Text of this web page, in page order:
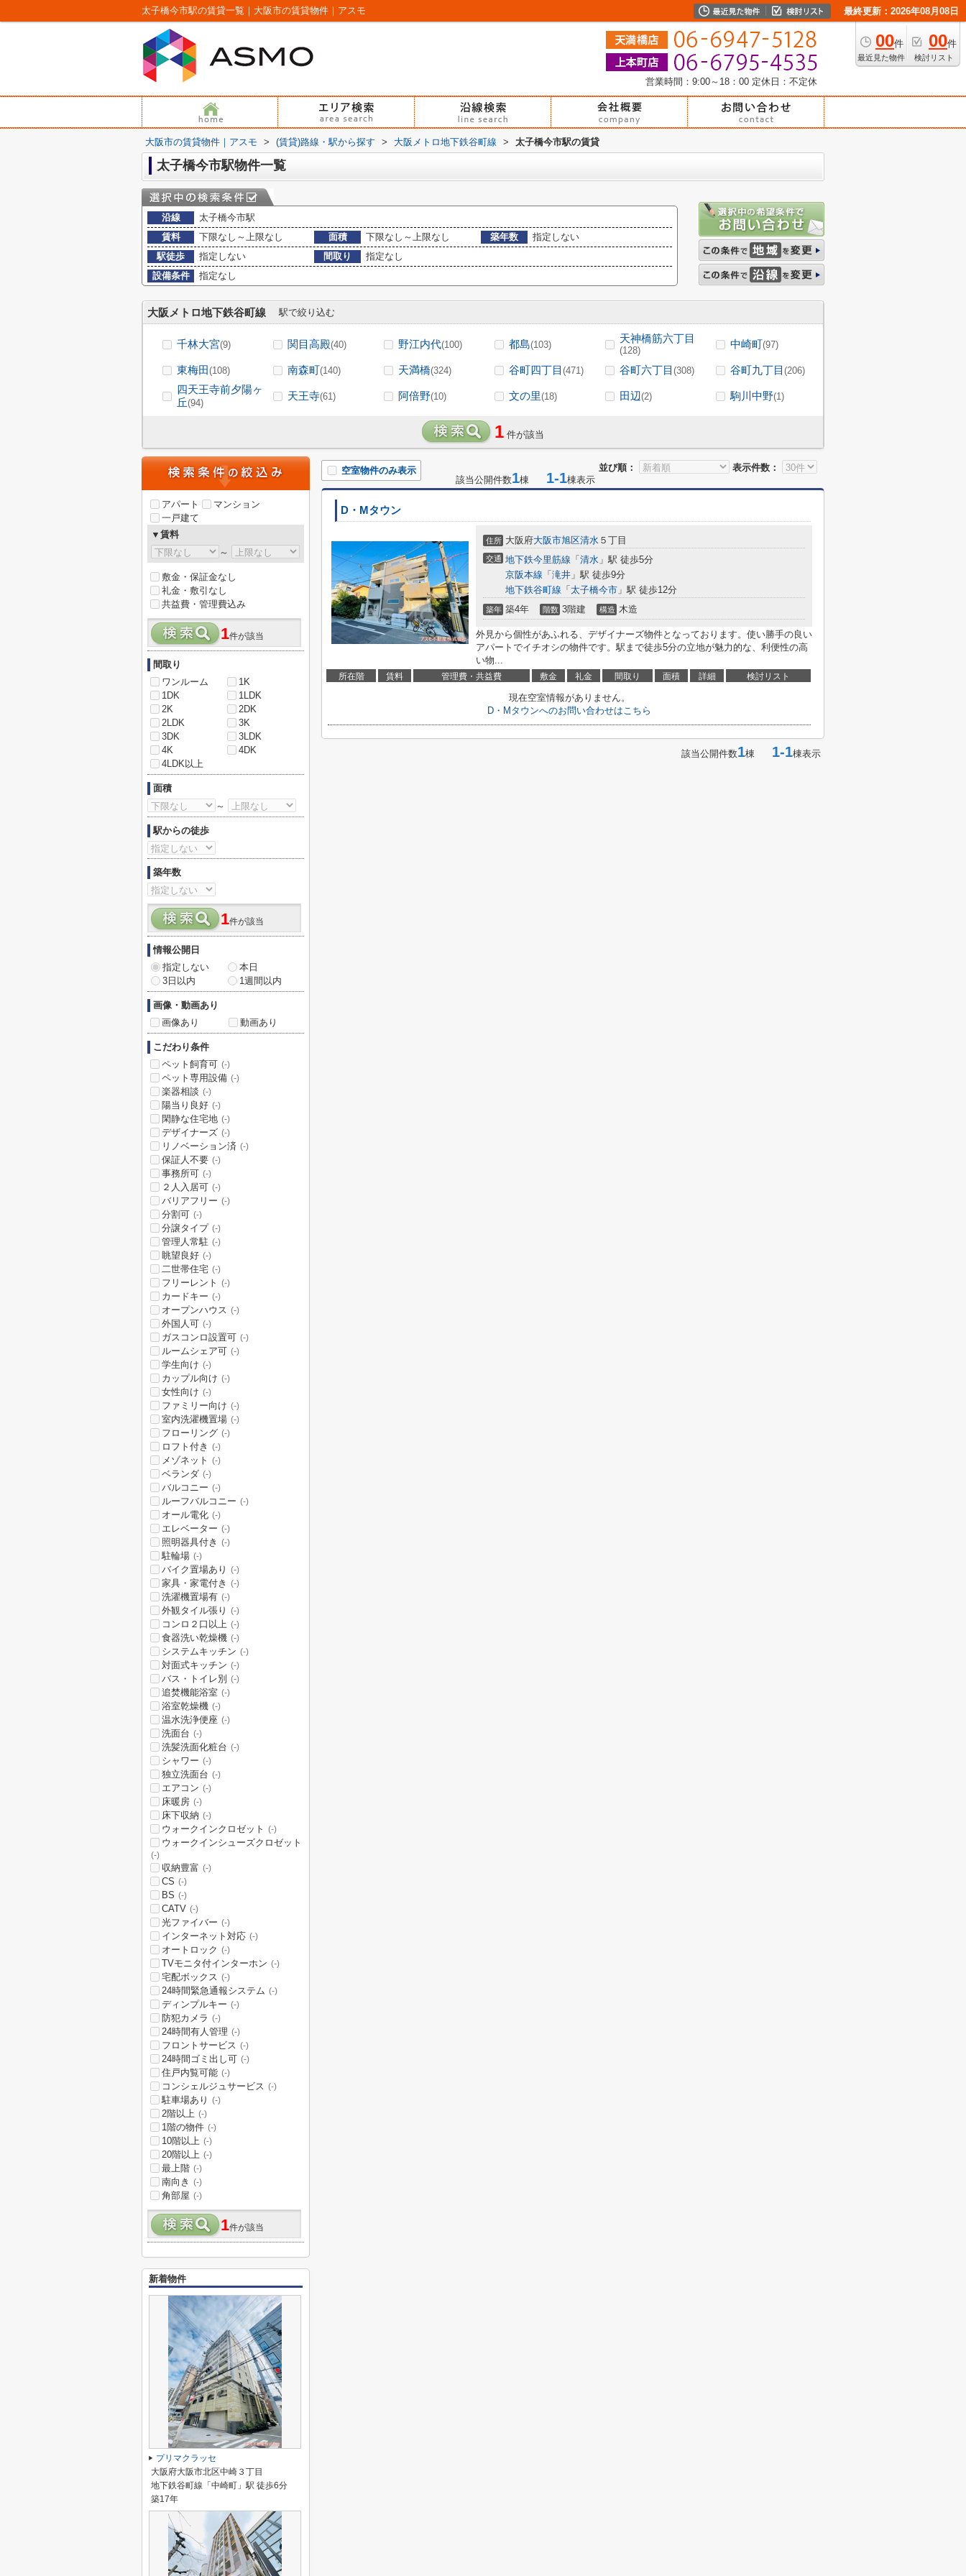
太子橋今市駅の賃貸一覧｜大阪市の賃貸物件｜アスモ 最終更新：2026年08月08日
00件
最近見た物件
00件
検討リスト
営業時間：9:00～18：00 定休日：不定休
大阪市の賃貸物件｜アスモ > (賃貸)路線・駅から探す > 大阪メトロ地下鉄谷町線 > 太子橋今市駅の賃貸
太子橋今市駅物件一覧
沿線
太子橋今市駅
賃料
下限なし～上限なし 面積 下限なし～上限なし 築年数
指定しない
駅徒歩
指定しない 間取り
指定なし
設備条件
指定なし
大阪メトロ地下鉄谷町線 駅で絞り込む
千林大宮(9) 関目高殿(40) 野江内代(100) 都島(103)
天神橋筋六丁目
(128)
中崎町(97)
東梅田(108) 南森町(140) 天満橋(324) 谷町四丁目 (471) 谷町六丁目 (308) 谷町九丁目 (206)
四天王寺前夕陽ヶ
丘(94)
天王寺(61) 阿倍野(10) 文の里(18) 田辺(2) 駒川中野(1)
1 件が該当
並び順： 表示件数：
空室物件のみ表示
該当公開件数1棟 1-1棟表示
D・Mタウン
住所 大阪府大阪市旭区清水 ５丁目
交通 地下鉄今里筋線 「 清水 」駅 徒歩5分
京阪本線 「 滝井 」駅 徒歩9分
地下鉄谷町線 「 太子橋今市 」駅 徒歩12分
築年 築4年 階数 3階建 構造 木造
外見から個性があふれる、デザイナーズ物件となっております。使い勝手の良い
アパートでイチオシの物件です。駅まで徒歩5分の立地が魅力的な、利便性の高
い物...
所在階 賃料 管理費・共益費 敷金 礼金 間取り 面積 詳細 検討リスト
現在空室情報がありません。
D・Mタウンへのお問い合わせはこちら
該当公開件数1棟 1-1棟表示
アパート
マンション
一戸建て
▼賃料
～
敷金・保証金なし
礼金・敷引なし
共益費・管理費込み
1件が該当
間取り
ワンルーム
1K
1DK
1LDK
2K
2DK
2LDK
3K
3DK
3LDK
4K
4DK
4LDK以上
面積
～
駅からの徒歩
築年数
1件が該当
情報公開日
指定しない
本日
3日以内
1週間以内
画像・動画あり
画像あり
動画あり
こだわり条件
ペット飼育可 (-)
ペット専用設備 (-)
楽器相談 (-)
陽当り良好 (-)
閑静な住宅地 (-)
デザイナーズ (-)
リノベーション済 (-)
保証人不要 (-)
事務所可 (-)
２人入居可 (-)
バリアフリー (-)
分割可 (-)
分譲タイプ (-)
管理人常駐 (-)
眺望良好 (-)
二世帯住宅 (-)
フリーレント (-)
カードキー (-)
オープンハウス (-)
外国人可 (-)
ガスコンロ設置可 (-)
ルームシェア可 (-)
学生向け (-)
カップル向け (-)
女性向け (-)
ファミリー向け (-)
室内洗濯機置場 (-)
フローリング (-)
ロフト付き (-)
メゾネット (-)
ベランダ (-)
バルコニー (-)
ルーフバルコニー (-)
オール電化 (-)
エレベーター (-)
照明器具付き (-)
駐輪場 (-)
バイク置場あり (-)
家具・家電付き (-)
洗濯機置場有 (-)
外観タイル張り (-)
コンロ２口以上 (-)
食器洗い乾燥機 (-)
システムキッチン (-)
対面式キッチン (-)
バス・トイレ別 (-)
追焚機能浴室 (-)
浴室乾燥機 (-)
温水洗浄便座 (-)
洗面台 (-)
洗髪洗面化粧台 (-)
シャワー (-)
独立洗面台 (-)
エアコン (-)
床暖房 (-)
床下収納 (-)
ウォークインクロゼット (-)
ウォークインシューズクロゼット
(-)
収納豊富 (-)
CS (-)
BS (-)
CATV (-)
光ファイバー (-)
インターネット対応 (-)
オートロック (-)
TVモニタ付インターホン (-)
宅配ボックス (-)
24時間緊急通報システム (-)
ディンプルキー (-)
防犯カメラ (-)
24時間有人管理 (-)
フロントサービス (-)
24時間ゴミ出し可 (-)
住戸内覧可能 (-)
コンシェルジュサービス (-)
駐車場あり (-)
2階以上 (-)
1階の物件 (-)
10階以上 (-)
20階以上 (-)
最上階 (-)
南向き (-)
角部屋 (-)
1件が該当
新着物件
プリマクラッセ
大阪府大阪市北区中崎３丁目
地下鉄谷町線「中崎町」駅 徒歩6分
築17年